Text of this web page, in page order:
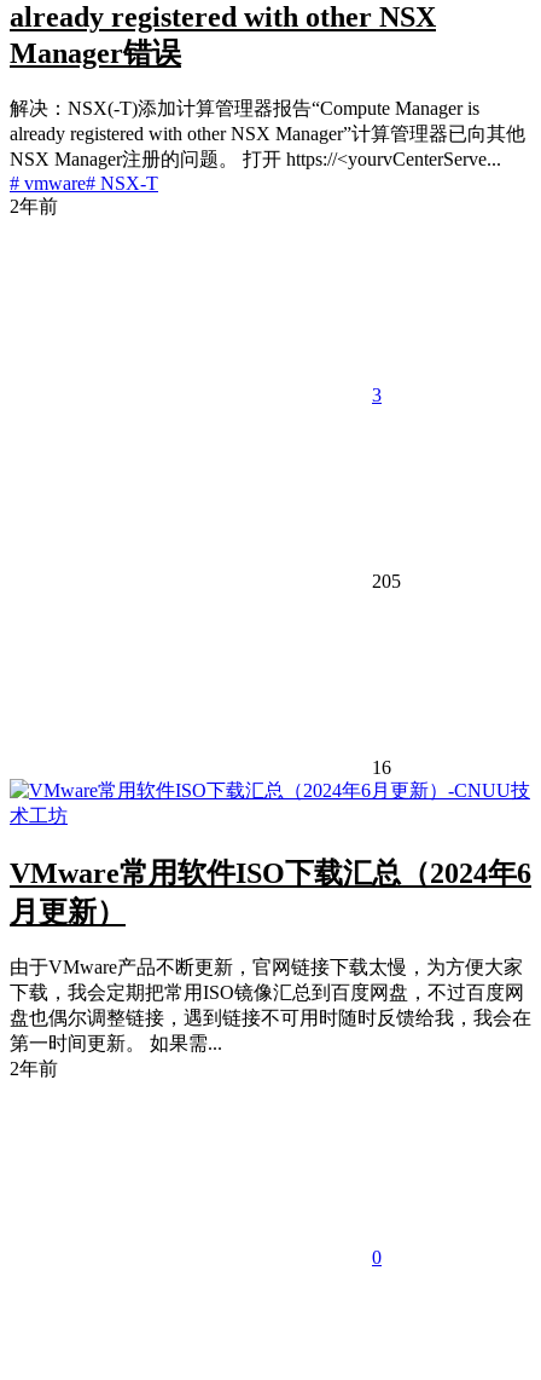
already registered with other NSX
Manager错误
解决：NSX(-T)添加计算管理器报告“Compute Manager is
already registered with other NSX Manager”计算管理器已向其他
NSX Manager注册的问题。 打开 https://<yourvCenterServe...
# vmware# NSX-T
2年前
3
205
16
VMware常用软件ISO下载汇总（2024年6
月更新）
由于VMware产品不断更新，官网链接下载太慢，为方便大家
下载，我会定期把常用ISO镜像汇总到百度网盘，不过百度网
盘也偶尔调整链接，遇到链接不可用时随时反馈给我，我会在
第一时间更新。 如果需...
2年前
0